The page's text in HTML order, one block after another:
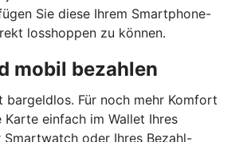
Sie diese Ihrem Smartphone-
losshoppen zu können.
mobil bezahlen
bargeldlos. Für noch mehr Komfort
Karte einfach im Wallet Ihres
Smartwatch oder Ihres Bezahl-